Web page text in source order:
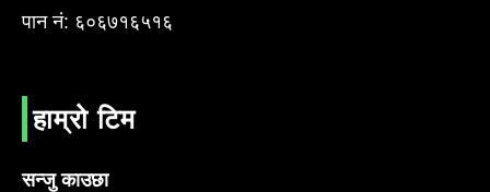
पान नं: ६०६७१६५१६
हाम्रो टिम
सन्जु काउछा